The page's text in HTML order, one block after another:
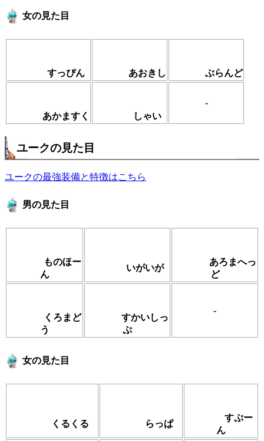
女の見た目
すっぴん あおきし ぶらんど
あかますく しゃい
-
ユークの見た目
ユークの最強装備と特徴はこちら
男の見た目
ものほー
ん
いがいが
あろまへっ
ど
くろまど
う
すかいしっ
ぷ
-
女の見た目
くるくる らっぱ
すぷー
ん